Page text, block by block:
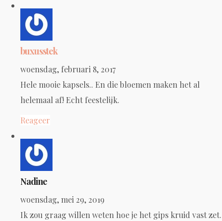
buxusstek
woensdag, februari 8, 2017
Hele mooie kapsels.. En die bloemen maken het al
helemaal af! Echt feestelijk.
Reageer
Nadine
woensdag, mei 29, 2019
Ik zou graag willen weten hoe je het gips kruid vast zet.